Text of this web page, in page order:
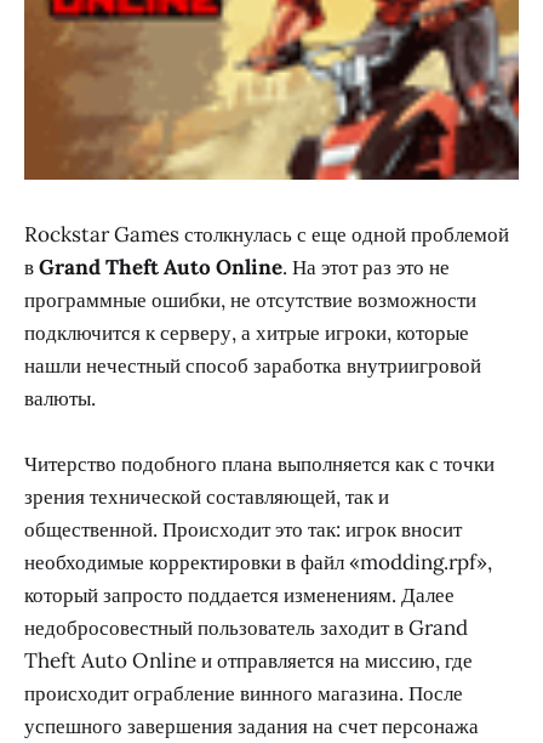
Rockstar Games столкнулась с еще одной проблемой
вGrand Theft Auto Online. На этот раз это не
программные ошибки, не отсутствие возможности
подключится к серверу, а хитрые игроки, которые
нашли нечестный способ заработка внутриигровой
валюты.
Читерство подобного плана выполняется как с точки
зрения технической составляющей, так и
общественной. Происходит это так: игрок вносит
необходимые корректировки в файл «modding.rpf»,
который запросто поддается изменениям. Далее
недобросовестный пользователь заходит в Grand
Theft Auto Online и отправляется на миссию, где
происходит ограбление винного магазина. После
успешного завершения задания на счет персонажа